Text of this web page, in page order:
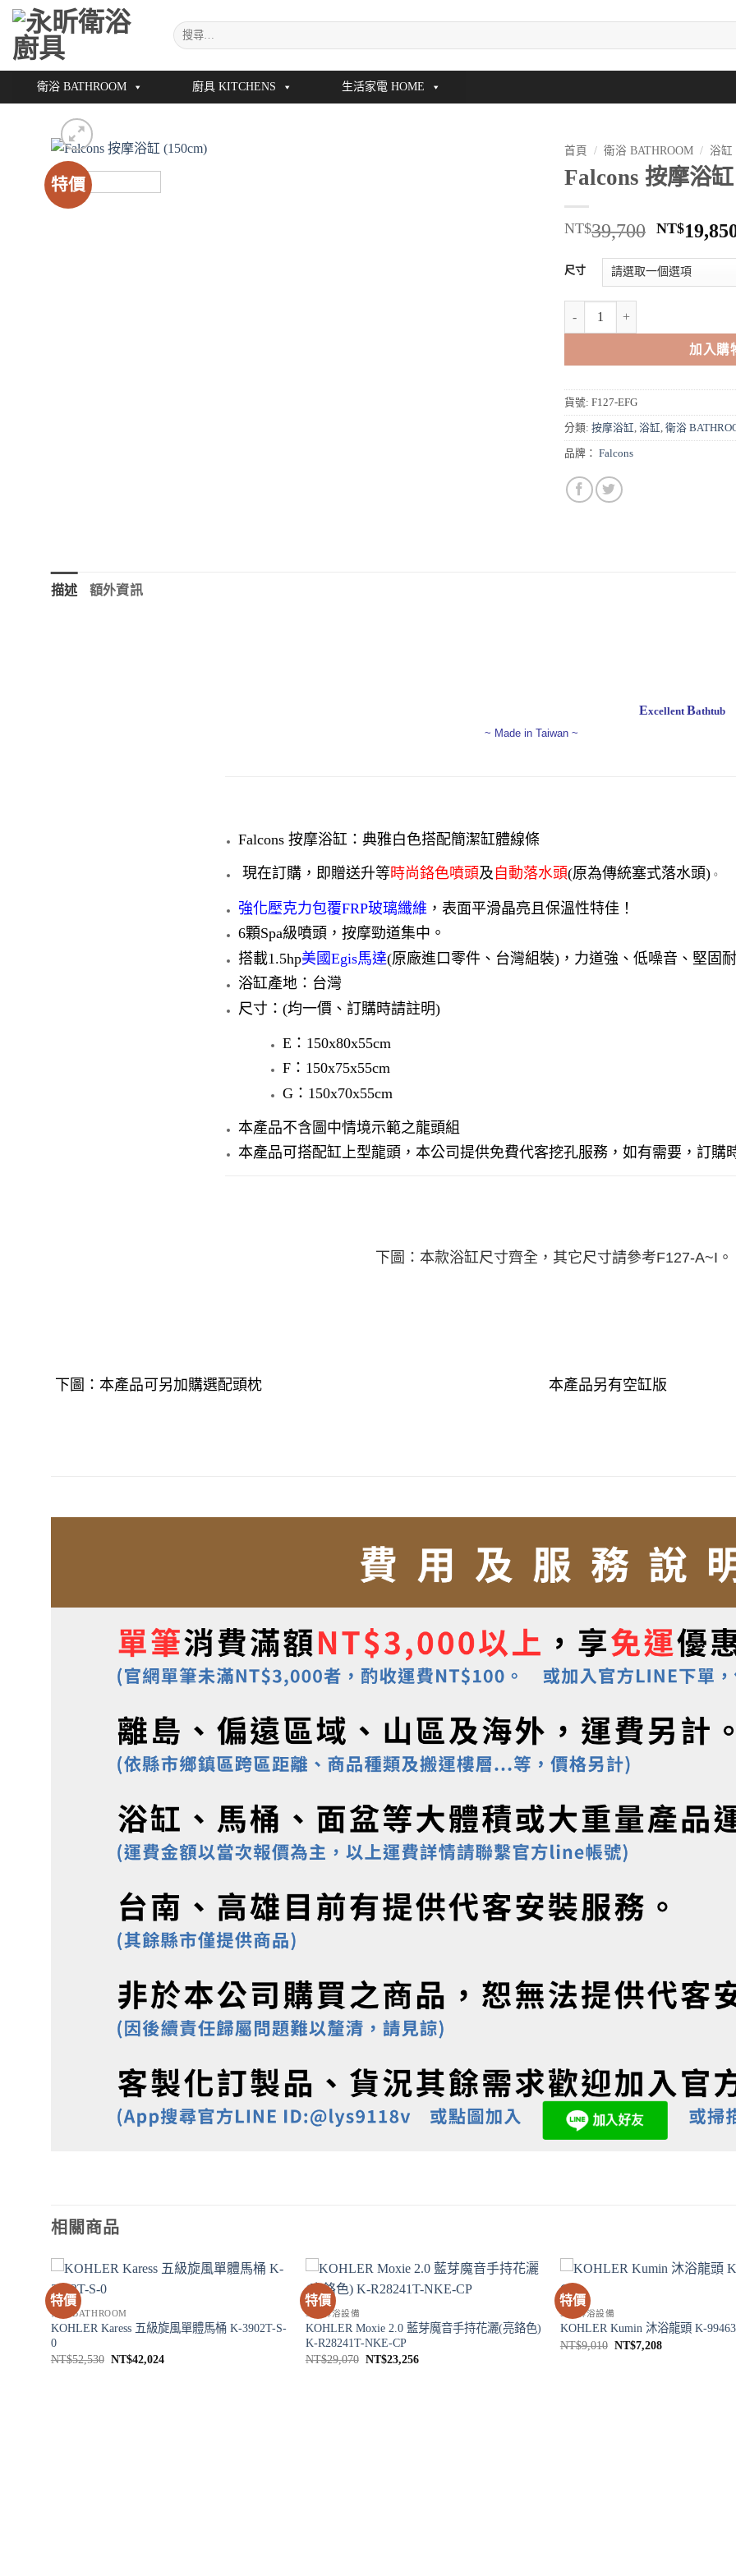
Skip
content
搜
尋
衛浴 BATHROOM 廚具 KITCHENS 生活家電 HOME
特價
首頁 / 衛浴 BATHROOM / 浴缸
Falcons 按摩浴
NT$39,700 原
價
格：
NT$
尺寸
加入購
貨號: F127-EFG
分類: 按摩浴缸 浴缸 衛浴
品牌： Falcons
描述 額外資訊
Excellent Bathtub
~ Made in Taiwan ~
Falcons 按摩浴缸：典雅白色搭配簡潔缸體線條
現在訂購，即贈送升等時尚鉻色噴頭及 自動落水頭(原為傳統塞式落水頭)。
強化壓克力包覆FRP玻璃纖維 ，表面平滑晶亮且保溫性特佳！
6顆Spa級噴頭，按摩勁道集中。
搭載1.5hp美國Egis馬達(原廠進口零件、台灣組裝)，力道強、低噪音、堅固
浴缸產地：台灣
尺寸：(均一價、訂購時請註明)
E：150x80x55cm
F：150x75x55cm
G：150x70x55cm
本產品不含圖中情境示範之龍頭組
本產品可搭配缸上型龍頭，本公司提供免費代客挖孔服務，如有需要，訂購
下圖：本款浴缸尺寸齊全，其它尺寸請參考F127-A~I。
下圖：本產品可另加購選配頭枕 本產品另有空缸版
相關商品
特價
衛浴 BATHROOM
KOHLER Karess 五級旋風單體馬桶 K-3902T-S-
0
NT$52,530 原
NT$42,024目
特價
SPA淋浴設備
KOHLER Moxie 2.0 藍芽魔音手持花灑(亮鉻色)
K-R28241T-NKE-CP
NT$29,070 原
NT$23,256目
特價
SPA淋浴設備
KOHLER Kumin 沐浴龍頭 K-
NT$9,010 原
NT$7,208目